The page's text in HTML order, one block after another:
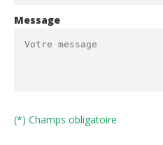
Message
(*) Champs obligatoire